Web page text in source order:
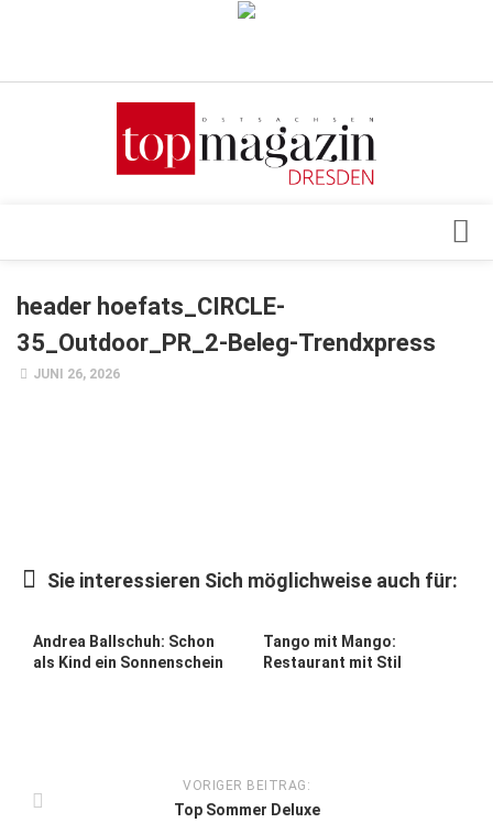
Verkaufsstellen
Top Gesundheitsforum Dresden / Ostsachsen
Mediadaten
Events
Lifestyle
Podcast
header hoefats_CIRCLE-
35_Outdoor_PR_2-Beleg-Trendxpress
JUNI 26, 2026
Sie interessieren Sich möglichweise auch für:
Andrea Ballschuh: Schon
als Kind ein Sonnenschein
Tango mit Mango:
Restaurant mit Stil
VORIGER BEITRAG:
Top Sommer Deluxe